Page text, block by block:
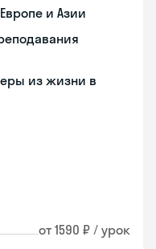
и Азии
из жизни в
от 1590 ₽ / урок